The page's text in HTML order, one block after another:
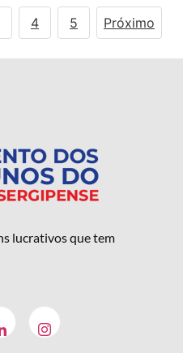
4 5 Próximo
lucrativos que tem